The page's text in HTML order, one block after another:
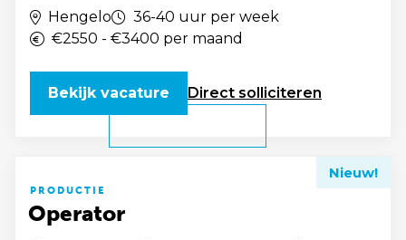
Hengelo
36-40 uur per week
€2550 - €3400 per maand
Direct solliciteren
Bekijk vacature
PRODUCTIE
Operator
Nieuw!